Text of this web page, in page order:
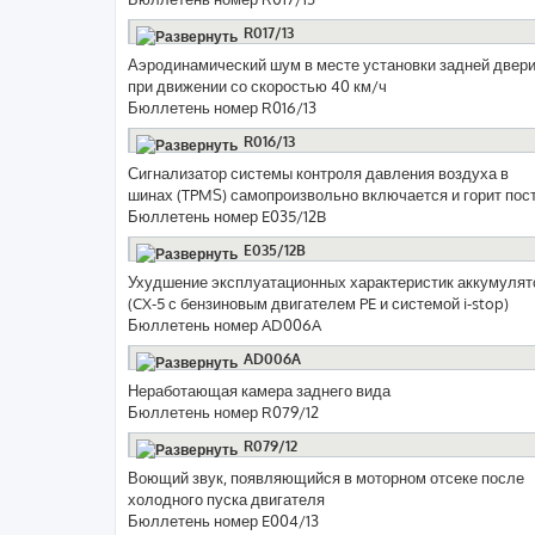
R017/13
Аэродинамический шум в месте установки задней двери
при движении со скоростью 40 км/ч
Бюллетень номер R016/13
R016/13
Сигнализатор системы контроля давления воздуха в
шинах (TPMS) самопроизвольно включается и горит
Бюллетень номер E035/12B
E035/12B
Ухудшение эксплуатационных характеристик
(CX-5 с бензиновым двигателем PE и системой i-stop)
Бюллетень номер AD006A
AD006A
Неработающая камера заднего вида
Бюллетень номер R079/12
R079/12
Воющий звук, появляющийся в моторном отсеке после
холодного пуска двигателя
Бюллетень номер E004/13